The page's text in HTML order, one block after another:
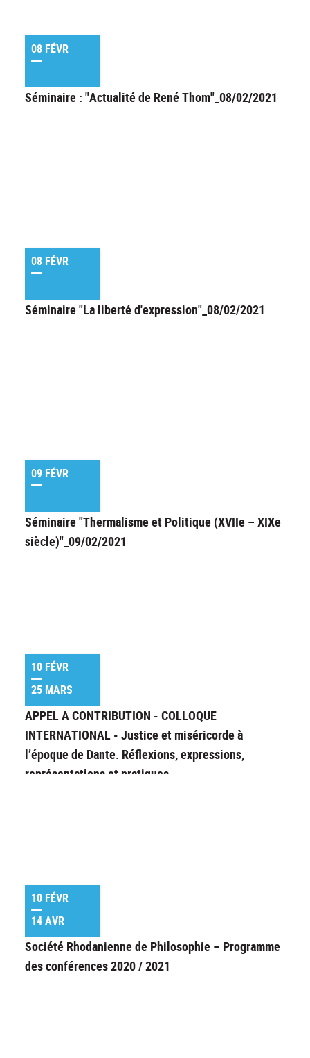
08 FÉVR
Séminaire : "Actualité de René Thom"_08/02/2021
08 FÉVR
Séminaire "La liberté d'expression"_08/02/2021
09 FÉVR
Séminaire "Thermalisme et Politique (XVIIe – XIXe
siècle)"_09/02/2021
10 FÉVR
25 MARS
APPEL A CONTRIBUTION - COLLOQUE
INTERNATIONAL - Justice et miséricorde à
l’époque de Dante. Réflexions, expressions,
représentations et pratiques
10 FÉVR
14 AVR
Société Rhodanienne de Philosophie – Programme
des conférences 2020 / 2021